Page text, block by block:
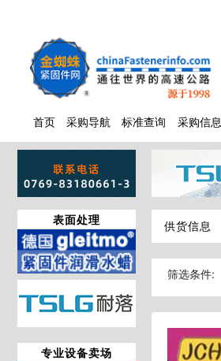
首页 采购导航 标准查询 采购信息
表面处理
专业设备卖场
供货信息
筛选条件: